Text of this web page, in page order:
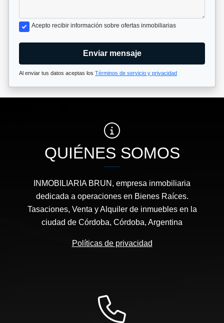
Acepto recibir información sobre ofertas inmobiliarias
Enviar mensaje
Al enviar tus datos aceptas los Términos de servicio y privacidad
QUIÉNES SOMOS
INMOBILIARIA BRUN, empresa inmobiliaria
dedicada a operaciones en Bienes Raíces.
Tasaciones, Venta y Alquiler de inmuebles en la
ciudad de Córdoba, Córdoba, Argentina
Políticas de privacidad